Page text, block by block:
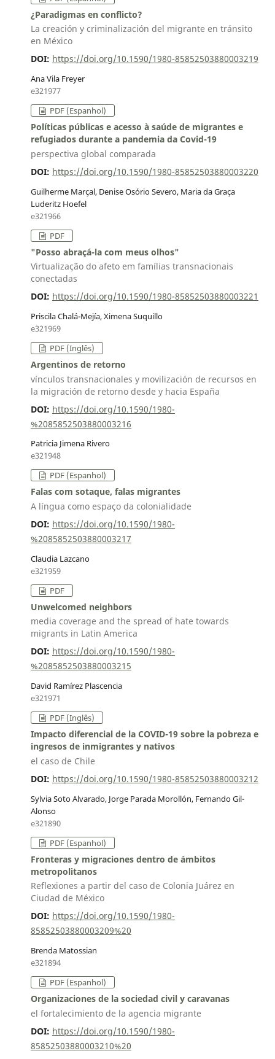
¿Paradigmas en conflicto?
La creación y criminalización del migrante en tránsito
en México
DOI: https://doi.org/10.1590/1980-85852503880003219
Ana Vila Freyer
e321977
PDF (Espanhol)
Políticas públicas e acesso à saúde de migrantes e
refugiados durante a pandemia da Covid-19
perspectiva global comparada
DOI: https://doi.org/10.1590/1980-85852503880003220
Guilherme Marçal, Denise Osório Severo, Maria da Graça
Luderitz Hoefel
e321966
PDF
"Posso abraçá-la com meus olhos"
Virtualização do afeto em famílias transnacionais
conectadas
DOI: https://doi.org/10.1590/1980-85852503880003221
Priscila Chalá-Mejía, Ximena Suquillo
e321969
PDF (Inglês)
Argentinos de retorno
vínculos transnacionales y movilización de recursos en
la migración de retorno desde y hacia España
DOI: https://doi.org/10.1590/1980-
%2085852503880003216
Patricia Jimena Rivero
e321948
PDF (Espanhol)
Falas com sotaque, falas migrantes
A língua como espaço da colonialidade
DOI: https://doi.org/10.1590/1980-
%2085852503880003217
Claudia Lazcano
e321959
PDF
Unwelcomed neighbors
media coverage and the spread of hate towards
migrants in Latin America
DOI: https://doi.org/10.1590/1980-
%2085852503880003215
David Ramírez Plascencia
e321971
PDF (Inglês)
Impacto diferencial de la COVID-19 sobre la pobreza e
ingresos de inmigrantes y nativos
el caso de Chile
DOI: https://doi.org/10.1590/1980-85852503880003212
Sylvia Soto Alvarado, Jorge Parada Morollón, Fernando Gil-
Alonso
e321890
PDF (Espanhol)
Fronteras y migraciones dentro de ámbitos
metropolitanos
Reflexiones a partir del caso de Colonia Juárez en
Ciudad de México
DOI: https://doi.org/10.1590/1980-
85852503880003209%20
Brenda Matossian
e321894
PDF (Espanhol)
Organizaciones de la sociedad civil y caravanas
el fortalecimiento de la agencia migrante
DOI: https://doi.org/10.1590/1980-
85852503880003210%20